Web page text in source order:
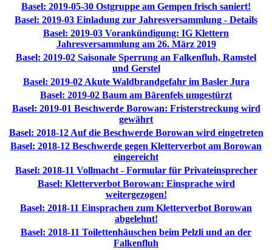
Basel: 2019-05-30 Ostgruppe am Gempen frisch saniert!
Basel: 2019-03 Einladung zur Jahresversammlung - Details
Basel: 2019-03 Vorankündigung: IG Klettern
Jahresversammlung am 26. März 2019
Basel: 2019-02 Saisonale Sperrung an Falkenfluh, Ramstel
und Gerstel
Basel: 2019-02 Akute Waldbrandgefahr im Basler Jura
Basel: 2019-02 Baum am Bärenfels umgestürzt
Basel: 2019-01 Beschwerde Borowan: Fristerstreckung wird
gewährt
Basel: 2018-12 Auf die Beschwerde Borowan wird eingetreten
Basel: 2018-12 Beschwerde gegen Kletterverbot am Borowan
eingereicht
Basel: 2018-11 Vollmacht - Formular für Privateinsprecher
Basel: Kletterverbot Borowan: Einsprache wird
weitergezogen!
Basel: 2018-11 Einsprachen zum Kletterverbot Borowan
abgelehnt!
Basel: 2018-11 Toilettenhäuschen beim Pelzli und an der
Falkenfluh